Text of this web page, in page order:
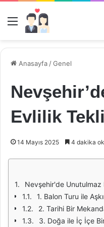
Menü
Anasayfa /Genel
Evlilik
14 Mayıs 2025 4 dakika
Nevşehir'de Unutulmaz
1. Balon Turu ile
2. Tarihi Bir
3. Doğa ile İç İçe